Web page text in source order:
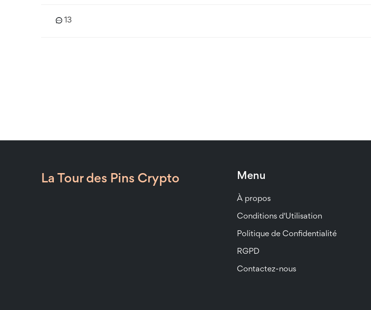
13
La Tour des Pins Crypto Menu
À propos
Conditions d'Utilisation
Politique de Confidentialité
RGPD
Contactez-nous